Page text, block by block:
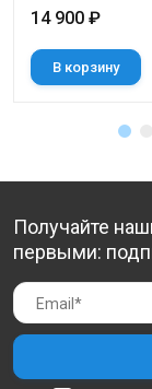
14 900 ₽
В корзину
Получайте
первыми: